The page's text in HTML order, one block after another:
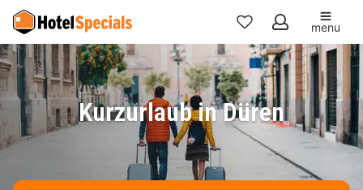
Meine
Favoriten
menu
Kurzurlaub in Düren